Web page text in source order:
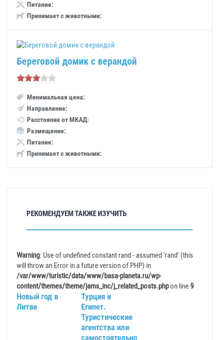
Питание:
Принимает с животными:
Береговой домик с верандой
Минимальная цена:
Направление:
Расстояние от МКАД:
Размещение:
Питание:
Принимает с животными:
РЕКОМЕНДУЕМ ТАКЖЕ ИЗУЧИТЬ
Warning: Use of undefined constant rand - assumed 'rand' (this
will throw an Error in a future version of PHP) in
/var/www/turistic/data/www/basa-planeta.ru/wp-
content/themes/theme/jams_inc/j_related_posts.phpon line9
Новый год в
Литве
Турция и
Египет.
Туристические
агентства или
самостоятельно?